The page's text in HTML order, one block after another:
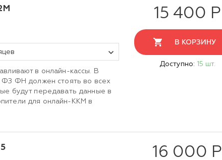
в онлайн-кассы. В
ФЗ ФН должен стоять во всех
будут передавать данные в
для онлайн-ККМ в
15 400 Р
В КОРЗИНУ
Доступно: 15 шт.
16 000 Р